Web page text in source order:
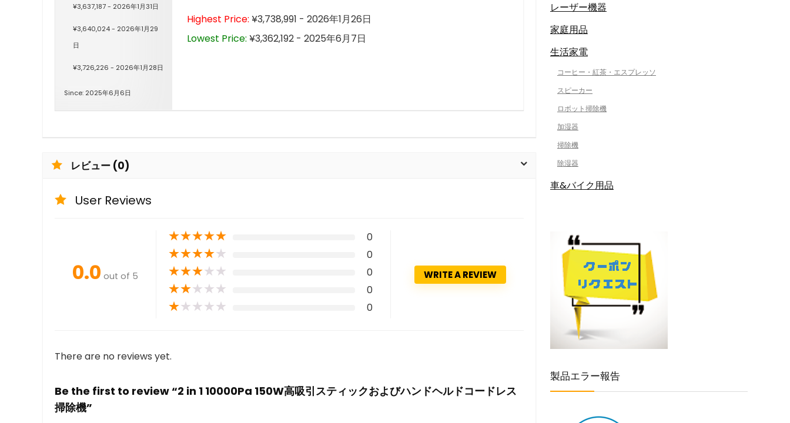
¥3,637,187 - 2026年1月31日
¥3,640,024 - 2026年1月29
日
¥3,726,226 - 2026年1月28日
Since: 2025年6月6日
Highest Price: ¥3,738,991 - 2026年1月26日
Lowest Price: ¥3,362,192 - 2025年6月7日
レビュー (0)
User Reviews
0.0 out of 5
★★★★★ 0
★★★★★ 0
★★★★★ 0
★★★★★ 0
★★★★★ 0
WRITE A REVIEW
There are no reviews yet.
Be the first to review “2 in 1 10000Pa 150W高吸引スティックおよびハンドヘルドコードレス
掃除機”
レーザー機器
家庭用品
生活家電
コーヒー・紅茶・エスプレッソ
スピーカー
ロボット掃除機
加湿器
掃除機
除湿器
車&バイク用品
製品エラー報告